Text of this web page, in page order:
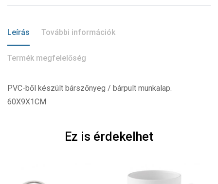
Leírás További információk
Termék megfelelőség
PVC-ből készült bárszőnyeg / bárpult munkalap.
60X9X1CM
Ez is érdekelhet